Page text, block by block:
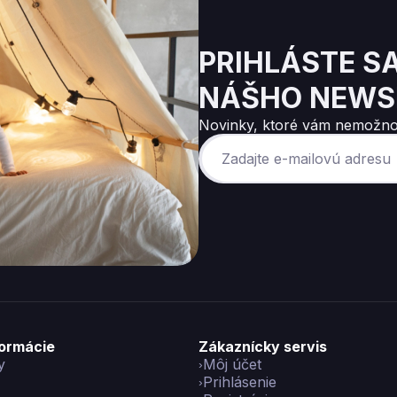
PRIHLÁSTE
NÁŠHO
Novinky, ktoré vám
Zákaznícky servis
Môj účet
Prihlásenie